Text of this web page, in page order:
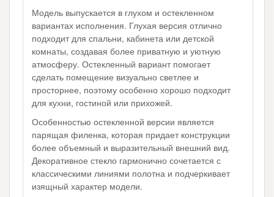
Модель выпускается в глухом и остекленном
вариантах исполнения. Глухая версия отлично
подходит для спальни, кабинета или детской
комнаты, создавая более приватную и уютную
атмосферу. Остекленный вариант помогает
сделать помещение визуально светлее и
просторнее, поэтому особенно хорошо подходит
для кухни, гостиной или прихожей.
Особенностью остекленной версии является
парящая филенка, которая придает конструкции
более объемный и выразительный внешний вид.
Декоративное стекло гармонично сочетается с
классическими линиями полотна и подчеркивает
изящный характер модели.